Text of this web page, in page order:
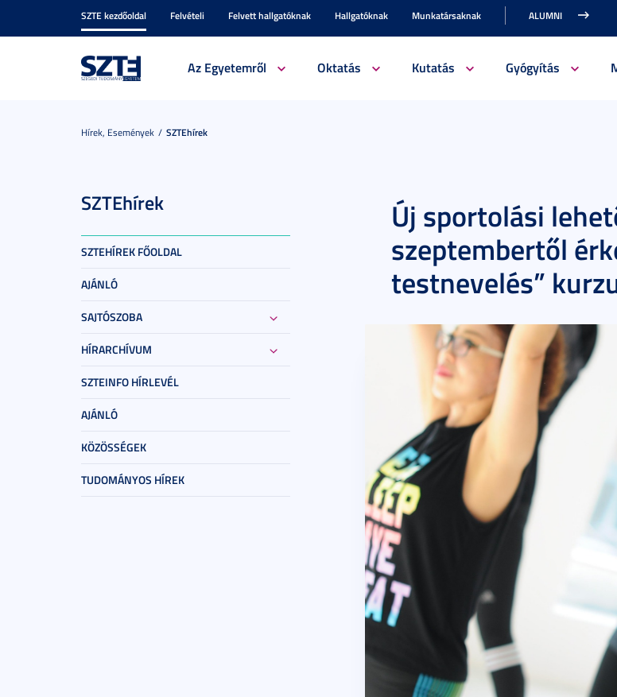
SZTE kezdőoldal Felvételi Felvett hallgatóknak Hallgatóknak Munkatársaknak ALUMNI
Az Egyetemről Oktatás Kutatás Gyógyítás
Hírek, Események SZTEhírek
SZTEhírek
SZTEHÍREK FŐOLDAL
AJÁNLÓ
SAJTÓSZOBA
HÍRARCHÍVUM
SZTEINFO HÍRLEVÉL
AJÁNLÓ
KÖZÖSSÉGEK
TUDOMÁNYOS HÍREK
Új sportolási
szeptembertől
testnevelés”